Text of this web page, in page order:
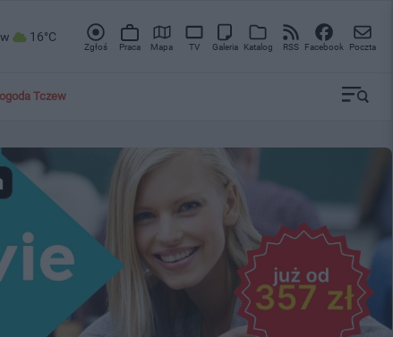
16°C
Zgłoś Praca Mapa TV Galeria Katalog RSS Facebook Poczta
Tczew